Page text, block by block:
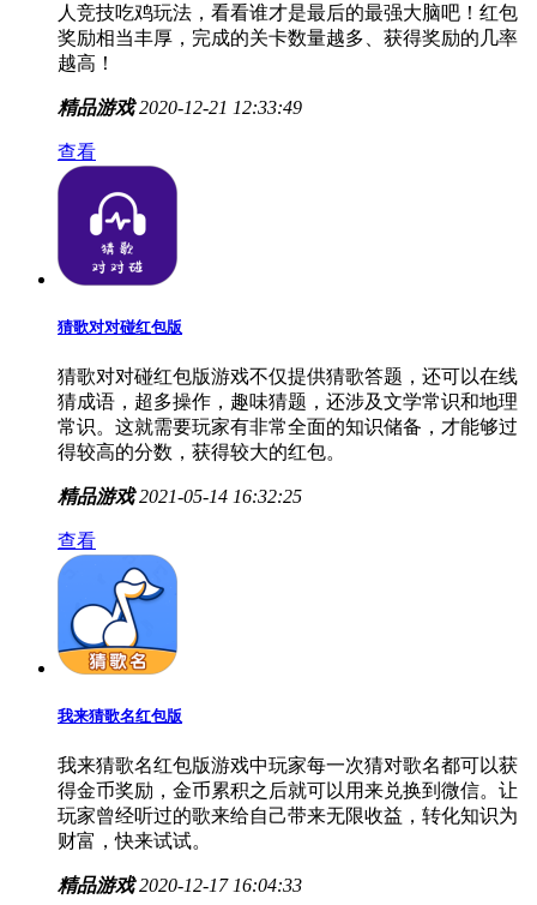
人竞技吃鸡玩法，看看谁才是最后的最强大脑吧！红包
奖励相当丰厚，完成的关卡数量越多、获得奖励的几率
越高！
精品游戏 2020-12-21 12:33:49
查看
猜歌对对碰红包版
猜歌对对碰红包版游戏不仅提供猜歌答题，还可以在线
猜成语，超多操作，趣味猜题，还涉及文学常识和地理
常识。这就需要玩家有非常全面的知识储备，才能够过
得较高的分数，获得较大的红包。
精品游戏 2021-05-14 16:32:25
查看
我来猜歌名红包版
我来猜歌名红包版游戏中玩家每一次猜对歌名都可以获
得金币奖励，金币累积之后就可以用来兑换到微信。让
玩家曾经听过的歌来给自己带来无限收益，转化知识为
财富，快来试试。
精品游戏 2020-12-17 16:04:33